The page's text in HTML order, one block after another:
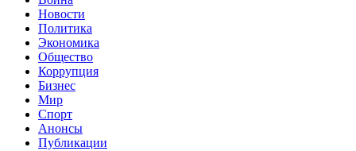
Новости
Политика
Экономика
Общество
Коррупция
Бизнес
Мир
Спорт
Анонсы
Публикации